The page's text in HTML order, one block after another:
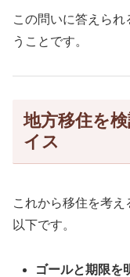
この問いに答えら
うことです。
地方移住を
イス
これから移住を考
以下です。
ゴールと期限を